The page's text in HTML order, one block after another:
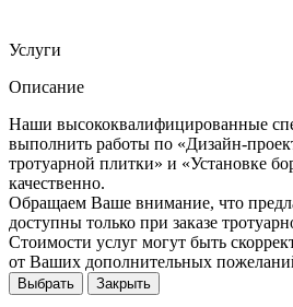
Услуги
Описание
Наши высококвалифицированные
выполнить работы по «Дизайн-
тротуарной плитки» и «Установке
качественно.
Обращаем Ваше внимание, что
доступны только при заказе
Стоимости услуг могут быть
от Ваших дополнительных
Выбрать Закрыть